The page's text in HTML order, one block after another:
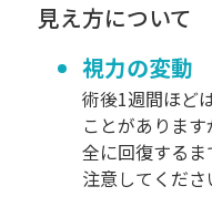
見え方について
視力の変動
術後1週間ほど
ことがありま
全に回復する
注意してくださ